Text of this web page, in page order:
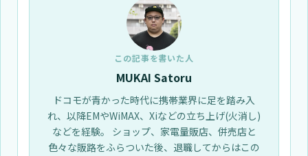
この記事を書いた人
MUKAI Satoru
ドコモが青かった時代に携帯業界に足を踏み入
れ、以降EMやWiMAX、Xiなどの立ち上げ(火消し)
などを経験。 ショップ、家電量販店、併売店と
色々な販路をふらついた後、退職してからはこの